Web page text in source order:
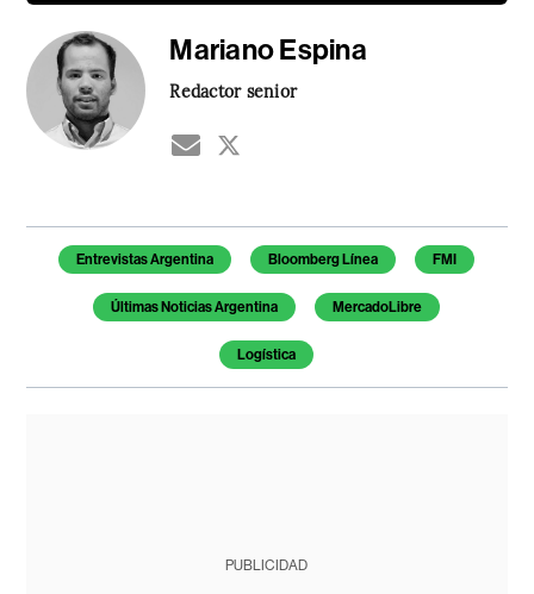
Mariano Espina
Redactor senior
Temas de este artículo
Entrevistas Argentina Bloomberg Línea FMI
Últimas Noticias Argentina MercadoLibre
Logística
PUBLICIDAD